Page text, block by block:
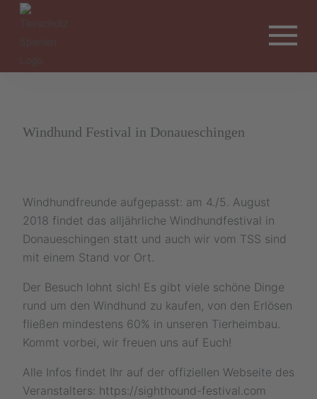
Windhund Festival in Donaueschingen
Windhundfreunde aufgepasst: am 4./5. August
2018 findet das alljährliche Windhundfestival in
Donaueschingen statt und auch wir vom TSS sind
mit einem Stand vor Ort.
Der Besuch lohnt sich! Es gibt viele schöne Dinge
rund um den Windhund zu kaufen, von den Erlösen
fließen mindestens 60% in unseren Tierheimbau.
Kommt vorbei, wir freuen uns auf Euch!
Alle Infos findet Ihr auf der offiziellen Webseite des
Veranstalters: https://sighthound-festival.com